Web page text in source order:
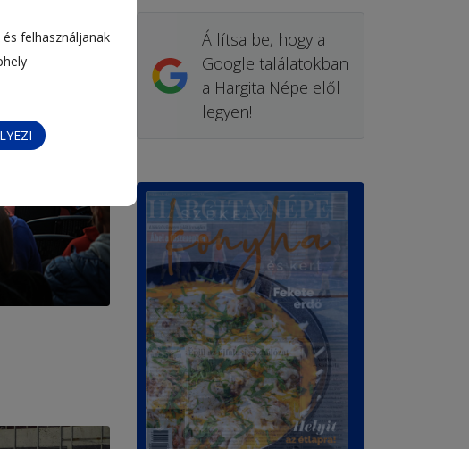
felhasználjanak
Állítsa be, hogy a
Google találatokban
a Hargita Népe elől
legyen!